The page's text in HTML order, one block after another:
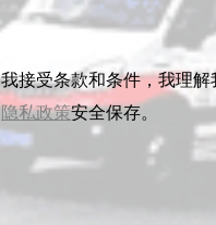
我接受条款和条件，我理
隐私政策安全保存。